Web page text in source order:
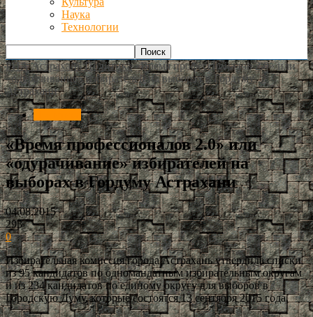
Наука
Технологии
РИА Астрахань Политика «Время профессионалов 2.0» или
«одурачивание» избирателей на выборах в Гордуму
Астрахани
«Время профессионалов 2.0» или
«одурачивание» избирателей на
выборах в Гордуму Астрахани
04.08.2015
293
0
Избирательная комиссия города Астрахань утвердила списки
из 95 кандидатов по одномандатным избирательным округам
и из 234 кандидатов по единому округу для выборов в
Городскую Думу, которые состоятся 13 сентября 2015 года.